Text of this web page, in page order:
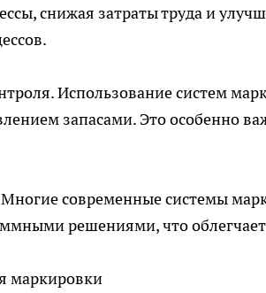
снижая затраты труда и
Использование систем
запасами. Это особенно
Многие современные системы
решениями, что облегчает
маркировки